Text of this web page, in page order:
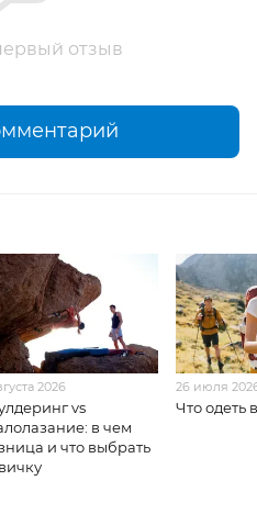
отзыв
2026
vs
в чем
и что выбрать
26 июля
Что одеть